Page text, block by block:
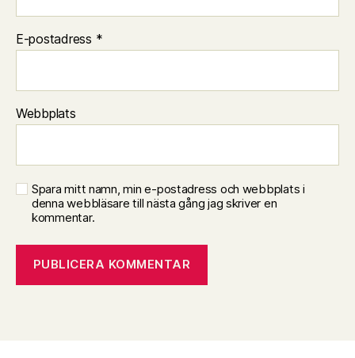
E-postadress *
Webbplats
Spara mitt namn, min e-postadress och webbplats i
denna webbläsare till nästa gång jag skriver en
kommentar.